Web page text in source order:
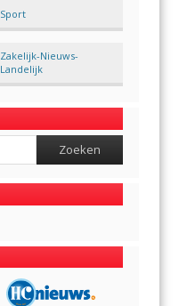
Sport
Zakelijk-Nieuws-
Landelijk